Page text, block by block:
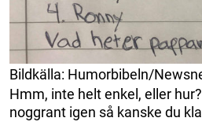
Bildkälla: Humorbibeln/
Hmm, inte helt enkel, eller
noggrant igen så kanske du